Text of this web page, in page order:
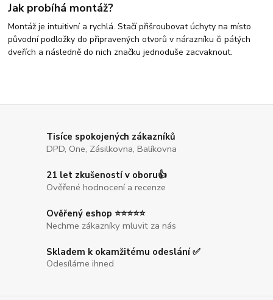
Jak probíhá montáž?
Montáž je intuitivní a rychlá. Stačí přišroubovat úchyty na místo
původní podložky do připravených otvorů v nárazníku či pátých
dveřích a následně do nich značku jednoduše zacvaknout.
Tisíce spokojených zákazníků
DPD, One, Zásilkovna, Balíkovna
21 let zkušeností v oboru👍
Ověřené hodnocení a recenze
Ověřený eshop ⭐⭐⭐⭐⭐
Nechme zákazníky mluvit za nás
Skladem k okamžitému odeslání ✅
Odesíláme ihned